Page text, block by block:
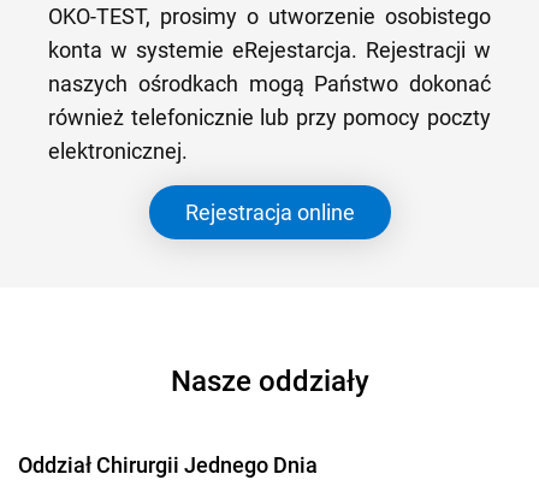
OKO-TEST, prosimy o utworzenie osobistego
konta w systemie eRejestarcja. Rejestracji w
naszych ośrodkach mogą Państwo dokonać
również telefonicznie lub przy pomocy poczty
elektronicznej.
Rejestracja online
Nasze oddziały
Oddział Chirurgii Jednego Dnia